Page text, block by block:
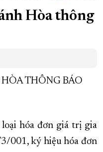
ĐỌC BÁO ONLINE
TRIỂN TỈNH KHÁNH HÒA
Hòa thông
THÔNG BÁO
hóa đơn giá trị gia
001, ký hiệu hóa đơn